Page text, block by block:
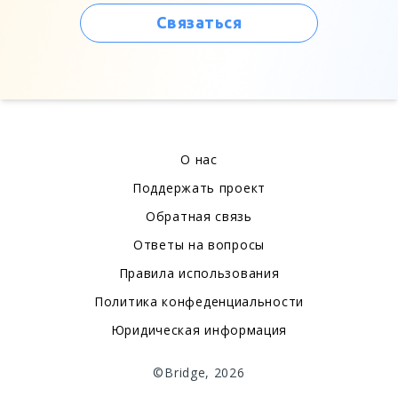
Связаться
О нас
Поддержать проект
Обратная связь
Ответы на вопросы
Правила использования
Политика конфеденциальности
Юридическая информация
©Bridge, 2026